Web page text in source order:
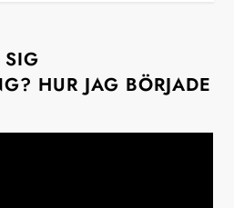
HUR JAG BÖRJADE